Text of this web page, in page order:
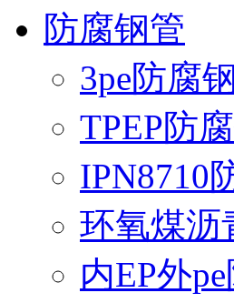
防腐钢管
3pe防腐
TPEP防
IPN8710
环氧煤沥
内EP外